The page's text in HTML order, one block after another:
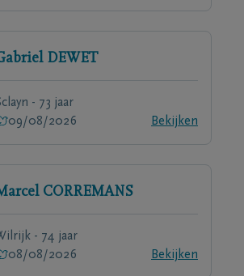
DEWET
- 73 jaar
09/08/2026
Bekijken
CORREMANS
- 74 jaar
08/08/2026
Bekijken